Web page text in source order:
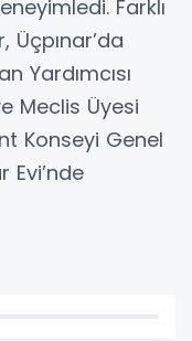
Farklı
Yardımcısı
Meclis Üyesi
Konseyi Genel
Evi’nde